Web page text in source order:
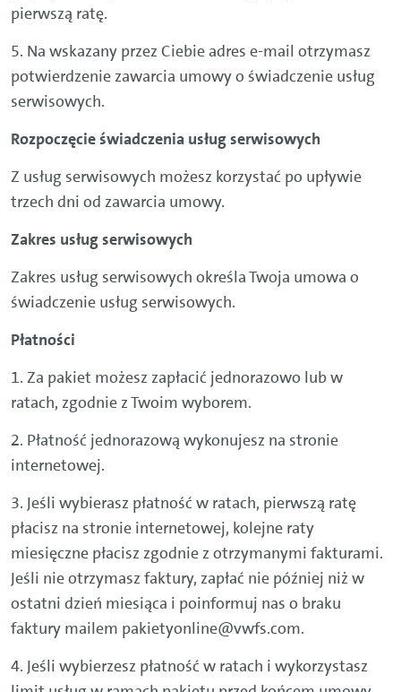
pierwszą ratę.
5. Na wskazany przez Ciebie adres e-mail otrzymasz
potwierdzenie zawarcia umowy o świadczenie usług
serwisowych.
Rozpoczęcie świadczenia usług serwisowych
Z usług serwisowych możesz korzystać po upływie
trzech dni od zawarcia umowy.
Zakres usług serwisowych
Zakres usług serwisowych określa Twoja umowa o
świadczenie usług serwisowych.
Płatności
1. Za pakiet możesz zapłacić jednorazowo lub w
ratach, zgodnie z Twoim wyborem.
2. Płatność jednorazową wykonujesz na stronie
internetowej.
3. Jeśli wybierasz płatność w ratach, pierwszą ratę
płacisz na stronie internetowej, kolejne raty
miesięczne płacisz zgodnie z otrzymanymi fakturami.
Jeśli nie otrzymasz faktury, zapłać nie później niż w
ostatni dzień miesiąca i poinformuj nas o braku
faktury mailem pakietyonline@vwfs.com.
4. Jeśli wybierzesz płatność w ratach i wykorzystasz